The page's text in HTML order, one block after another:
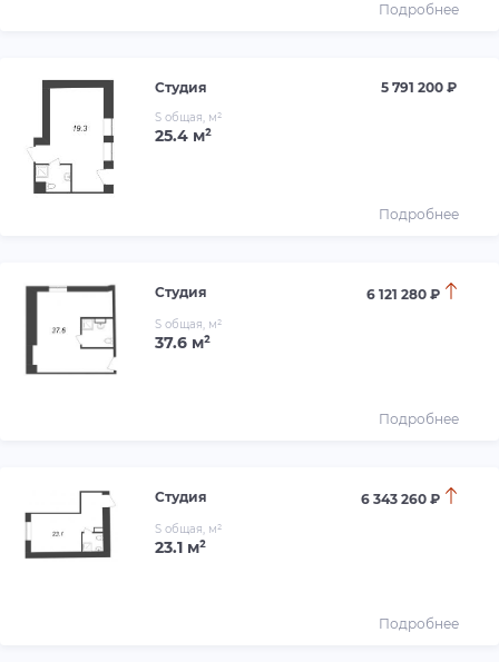
Подробнее
Студия 5 791 200 ₽
S общая, м²
25.4 м²
Подробнее
Студия 6 121 280 ₽
S общая, м²
37.6 м²
Подробнее
Студия 6 343 260 ₽
S общая, м²
23.1 м²
Подробнее